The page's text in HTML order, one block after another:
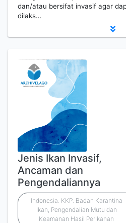
dan/atau bersifat invasif agar
dilaks…
Jenis Ikan Invasif,
Ancaman dan
Pengendaliannya
Indonesia. KKP. Badan Karantina
Ikan, Pengendalian Mutu dan
Keamanan Hasil Perikanan